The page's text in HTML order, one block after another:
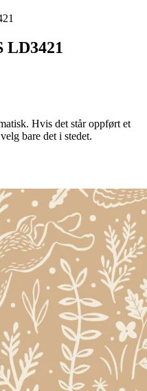
Hvis det står oppført et
bare det i stedet.